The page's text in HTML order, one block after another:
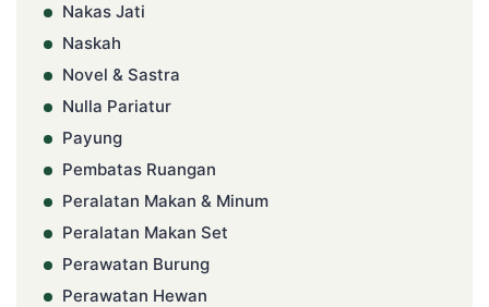
Nakas Jati
Naskah
Novel & Sastra
Nulla Pariatur
Payung
Pembatas Ruangan
Peralatan Makan & Minum
Peralatan Makan Set
Perawatan Burung
Perawatan Hewan